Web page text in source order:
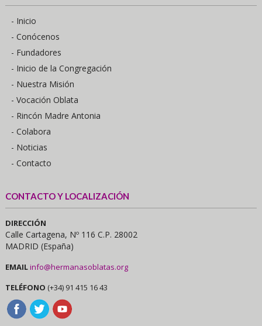
- Inicio
- Conócenos
- Fundadores
- Inicio de la Congregación
- Nuestra Misión
- Vocación Oblata
- Rincón Madre Antonia
- Colabora
- Noticias
- Contacto
CONTACTO Y LOCALIZACIÓN
DIRECCIÓN
Calle Cartagena, Nº 116 C.P. 28002
MADRID (España)
EMAILinfo@hermanasoblatas.org
TELÉFONO (+34) 91 415 16 43